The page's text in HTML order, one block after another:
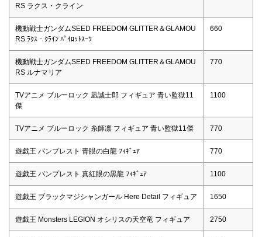
RS ラクス・クライン
機動戦士ガンダムSEED FREEDOM GLITTER＆GLAMOU
RS ﾗｸｽ・ｸﾗｲﾝ ﾊﾟｲﾛｯﾄｽｰﾂ
660
機動戦士ガンダムSEED FREEDOM GLITTER＆GLAMOU
RS ルナマリア
770
TVアニメ ブルーロック 凪誠士郎 フィギュア 青い監獄11
傑
1100
TVアニメ ブルーロック 糸師凛 フィギュア 青い監獄11傑 770
遊戯王 バンプレスト 青眼の白龍 ﾌｨｷﾞｭｱ 770
遊戯王 バンプレスト 真紅眼の黒龍 ﾌｨｷﾞｭｱ 1100
遊戯王 ブラックマジシャンガール Here Detail フィギュア 1650
遊戯王 Monsters LEGION オシリスの天空竜 フィギュア 2750